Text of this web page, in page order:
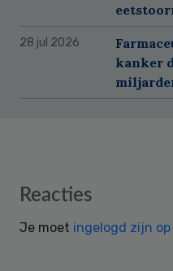
28 jul 2026
kanker
Reader
Reacties
Je moet ingelogd zijn op